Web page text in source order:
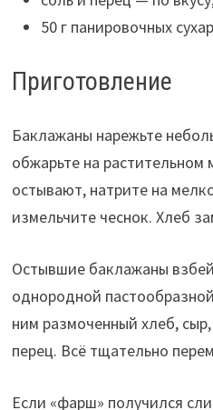
50 г панировочных
Приготовление
Баклажаны нарежьте
обжарьте на растительном
остывают, натрите на
измельчите чеснок. Хлеб
Остывшие баклажаны
однородной
ним размоченный хлеб,
перец. Всё тщательно
Если «фарш» получился